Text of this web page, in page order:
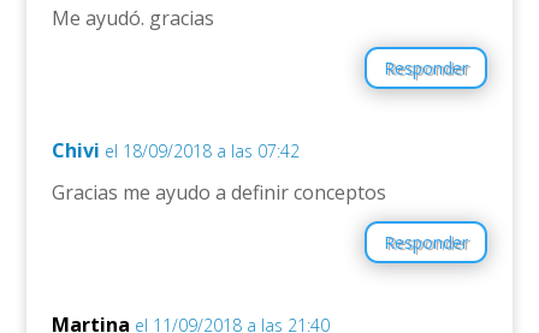
Me ayudó. gracias
Responder
Chivi el 18/09/2018 a las 07:42
Gracias me ayudo a definir conceptos
Responder
Martina el 11/09/2018 a las 21:40